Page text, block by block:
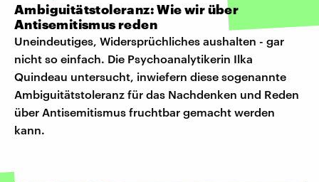
Ambiguitätstoleranz: Wie wir über
Antisemitismus reden
Uneindeutiges, Widersprüchliches aushalten - gar
nicht so einfach. Die Psychoanalytikerin Ilka
Quindeau untersucht, inwiefern diese sogenannte
Ambiguitätstoleranz für das Nachdenken und Reden
über Antisemitismus fruchtbar gemacht werden
kann.